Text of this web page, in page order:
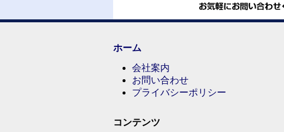
ホーム
会社案内
お問い合わせ
プライバシーポリシー
コンテンツ